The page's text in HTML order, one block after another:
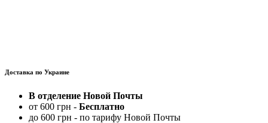
Доставка по Украине
В отделение Новой Почты
от 600 грн - Бесплатно
до 600 грн - по тарифу Новой Почты